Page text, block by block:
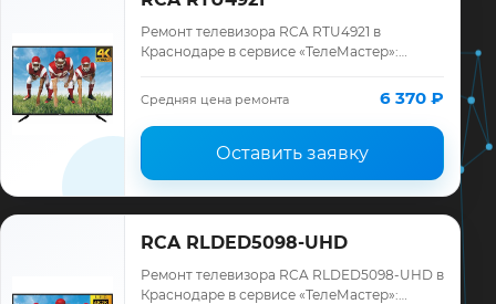
Ремонт телевизора RCA RTU4921 в
Краснодаре в сервисе «ТелеМастер»:
ремонта, запчасти и гарантия до 12
месяцев.
Средняя цена ремонта 6 370 ₽
Оставить заявку
RCA RLDED5098-UHD
Ремонт телевизора RCA RLDED5098-UHD в
Краснодаре в сервисе «ТелеМастер»: